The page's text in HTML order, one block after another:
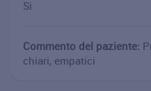
Si
Commento del paziente:
chiari, empatici